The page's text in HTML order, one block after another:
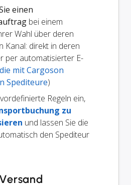
einen
bei einem
Wahl über deren
Kanal: direkt in deren
per automatisierter E-
die mit Cargoson
Spediteure)
Regeln ein,
zu
und lassen Sie die
den Spediteur